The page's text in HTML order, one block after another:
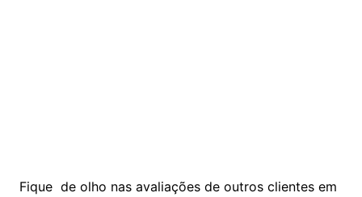
Fique de olho nas avaliações de outros clientes em